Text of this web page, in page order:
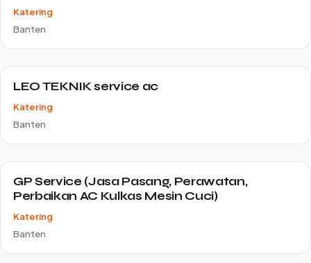
Katering
Banten
LEO TEKNIK service ac
Katering
Banten
GP Service (Jasa Pasang, Perawatan,
Perbaikan AC Kulkas Mesin Cuci)
Katering
Banten